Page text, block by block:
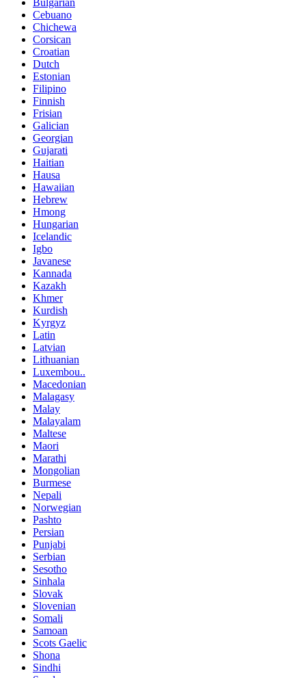
Bulgarian
Cebuano
Chichewa
Corsican
Croatian
Dutch
Estonian
Filipino
Finnish
Frisian
Galician
Georgian
Gujarati
Haitian
Hausa
Hawaiian
Hebrew
Hmong
Hungarian
Icelandic
Igbo
Javanese
Kannada
Kazakh
Khmer
Kurdish
Kyrgyz
Latin
Latvian
Lithuanian
Luxembou..
Macedonian
Malagasy
Malay
Malayalam
Maltese
Maori
Marathi
Mongolian
Burmese
Nepali
Norwegian
Pashto
Persian
Punjabi
Serbian
Sesotho
Sinhala
Slovak
Slovenian
Somali
Samoan
Scots Gaelic
Shona
Sindhi